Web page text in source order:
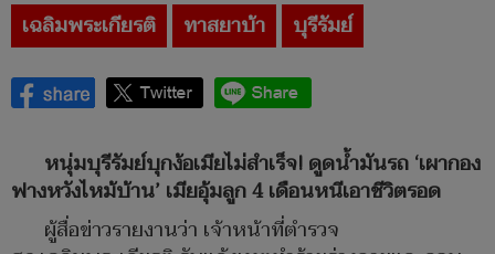
เฉลิมพระเกียรติ
ทาสยาบ้า บุรีรัมย์
หนุ่มบุรีรัมย์บุกง้อเมียไม่สำเร็จ! ดูดน้ำมันรถ ‘เผากอง
ฟางหวังไหม้บ้าน’ เมียอุ้มลูก 4 เดือนหนีเอาชีวิตรอด
ผู้สื่อข่าวรายงานว่า เจ้าหน้าที่ตำรวจ